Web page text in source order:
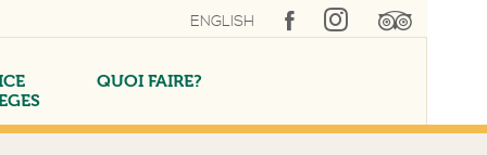
ENGLISH
QUOI FAIRE?